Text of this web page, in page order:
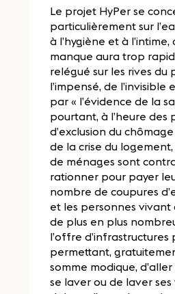
Le projet HyPer se
particulièrement sur
à l’hygiène et à
manque aura trop
relégué sur les rives du
l’impensé, de l’invisible
par « l’évidence de la
pourtant, à l’heure des
d’exclusion du
de la crise du
de ménages sont
rationner pour payer
nombre de coupures
et les personnes vivant
de plus en plus
l’offre d’infrastructures
permettant,
somme modique,
se laver ou de laver